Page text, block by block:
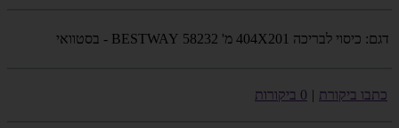
דגם: כיסוי לבריכה 404X201 מ' 58232 BESTWAY - בסטוואי
כתבו ביקורת | 0 ביקורות